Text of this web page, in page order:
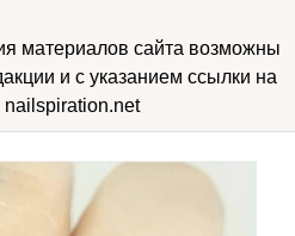
материалов сайта возможны
и с указанием ссылки на
nailspiration.net